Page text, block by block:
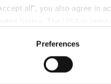
all", you also agree in
purposes, possibly
functions we use in the
Privacy
Preferences